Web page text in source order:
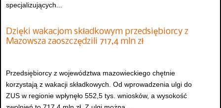
specjalizujących...
Dzięki wakacjom składkowym przedsiębiorcy z
Mazowsza zaoszczędzili 717,4 mln zł
Przedsiębiorcy z województwa mazowieckiego chętnie
korzystają z wakacji składkowych. Od wprowadzenia ulgi do
ZUS w regionie wpłynęło 552,5 tys. wniosków, a wysokość